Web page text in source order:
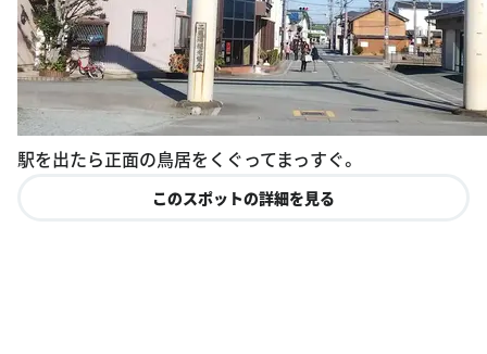
駅を出たら正面の鳥居をくぐってまっすぐ。
このスポットの詳細を見る